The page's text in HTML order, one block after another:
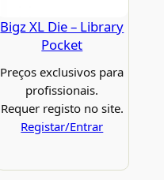
Bigz XL Die – Library
Pocket
Preços exclusivos para
profissionais.
Requer registo no site.
Registar/Entrar